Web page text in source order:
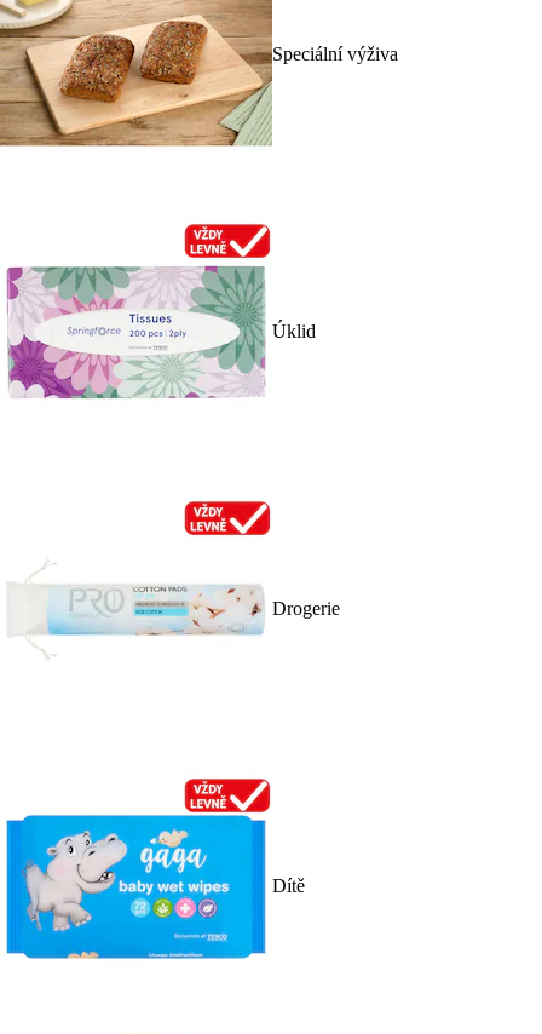
Speciální výživa
Úklid
Drogerie
Dítě